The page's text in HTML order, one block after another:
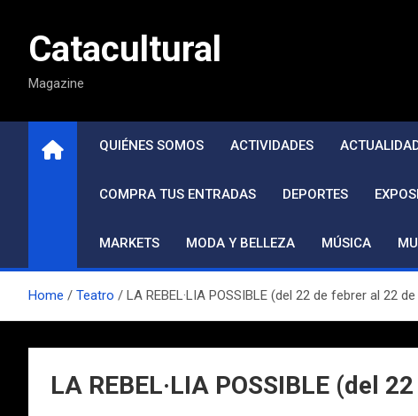
contenidoCatacultural
Magazine
QUIÉNES SOMOS ACTIVIDADES
COMPRA TUS ENTRADAS DEPORTES
MARKETS MODA Y BELLEZA MÚSICA
Home Teatro LA REBEL·LIA POSSIBLE (del 22 de febrer al 22
LA REBEL·LIA POSSIBLE (del